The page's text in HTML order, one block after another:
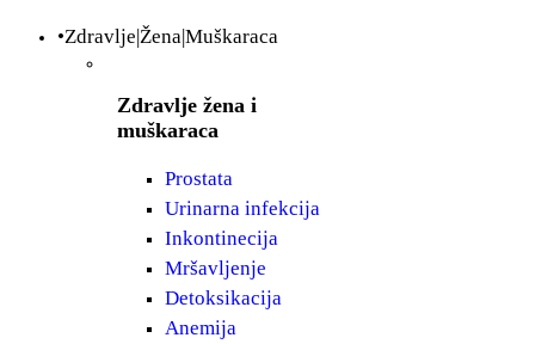
•Zdravlje|Žena|Muškaraca
Zdravlje žena i
muškaraca
Prostata
Urinarna infekcija
Inkontinecija
Mršavljenje
Detoksikacija
Anemija